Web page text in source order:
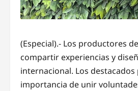
(Especial).- Los productores
compartir experiencias y
internacional. Los
importancia de unir